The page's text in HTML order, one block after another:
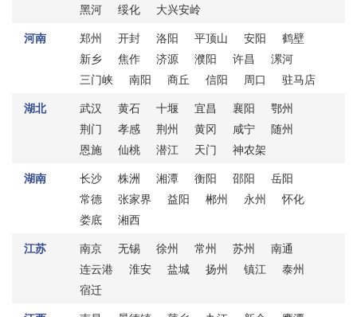
黑河
绥化
大兴安岭
河南
郑州 开封 洛阳 平顶山 安阳
鹤壁
新乡
焦作 济源 濮阳 许昌
漯河
三门峡
南阳 商丘 信阳 周口
驻马店
湖北
武汉 黄石 十堰 宜昌 襄阳
鄂州
荆门
孝感 荆州 黄冈 咸宁
随州
恩施
仙桃 潜江 天门
神农架
湖南
长沙 株洲 湘潭 衡阳 邵阳
岳阳
常德
张家界 益阳 郴州 永州
怀化
娄底
湘西
江苏
南京 无锡 徐州 常州 苏州
南通
连云港
淮安 盐城 扬州 镇江
泰州
宿迁